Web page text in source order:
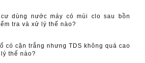
cư dùng nước máy có mùi clo sau bồn
tra và xử lý thế nào?
có cặn trắng nhưng TDS không quá cao
thế nào?